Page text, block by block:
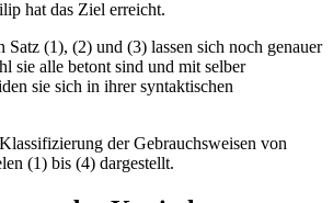
hat das Ziel erreicht.
(1), (2) und (3) lassen sich noch genauer
sie alle betont sind und mit selber
sie sich in ihrer syntaktischen
der Gebrauchsweisen von
(1) bis (4) dargestellt.